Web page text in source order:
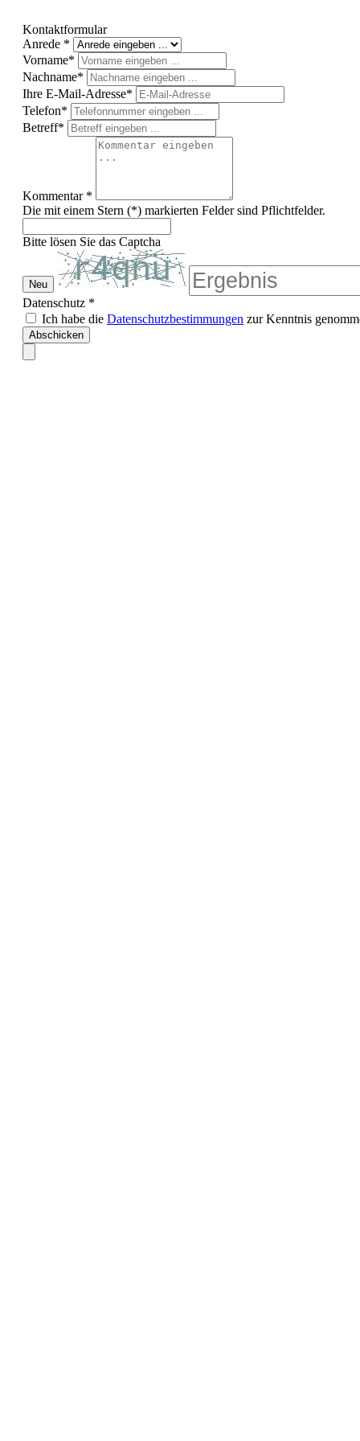
Kontaktformular
Anrede *
Vorname*
Nachname*
Ihre E-Mail-Adresse*
Telefon*
Betreff*
Kommentar *
Die mit einem Stern (*) markierten Felder sind Pflichtfelder.
Bitte lösen Sie das Captcha
Neu
Datenschutz *
Ich habe die Datenschutzbestimmungen zur Kenntnis
Abschicken